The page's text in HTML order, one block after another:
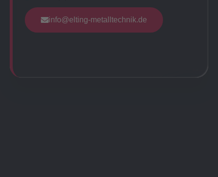
info@elting-metalltechnik.de